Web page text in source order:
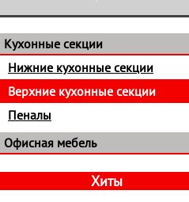
Кухонные секции
Нижние кухонные секции
Верхние кухонные секции
Пеналы
Офисная мебель
Хиты